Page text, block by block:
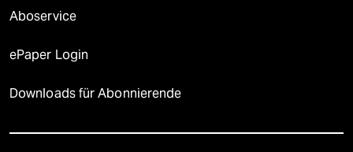
Aboservice
ePaper Login
Downloads für Abonnierende